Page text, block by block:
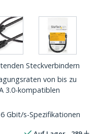
Steckverbindern
von bis zu
3.0-kompatiblen
Gbit/s-Spezifikationen